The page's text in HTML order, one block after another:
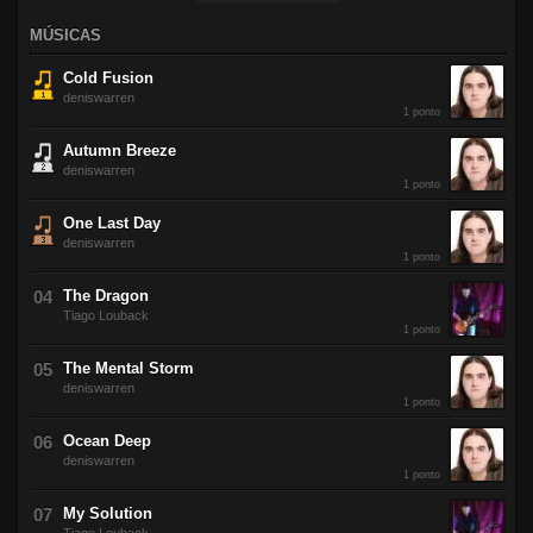
MÚSICAS
Cold Fusion
deniswarren
1 ponto
Autumn Breeze
deniswarren
1 ponto
One Last Day
deniswarren
1 ponto
The Dragon
Tiago Louback
1 ponto
The Mental Storm
deniswarren
1 ponto
Ocean Deep
deniswarren
1 ponto
My Solution